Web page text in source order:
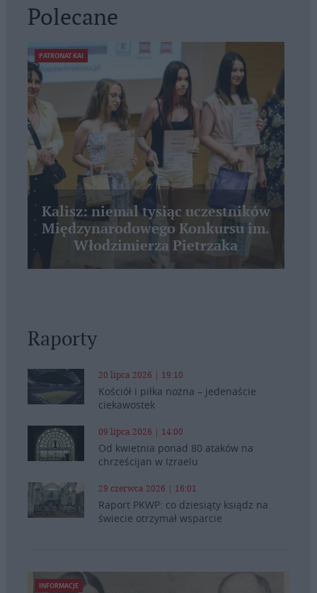
Polecane
PATRONAT KAI
Kalisz: niemal tysiąc uczestników
Międzynarodowego Konkursu im.
Włodzimierza Pietrzaka
Raporty
20 lipca 2026 | 19:10
Kościół i piłka nożna – jedenaście
ciekawostek
09 lipca 2026 | 14:00
Od kwietnia ponad 80 ataków na
chrześcijan w Izraelu
29 czerwca 2026 | 16:01
Raport PKWP: co dziesiąty ksiądz na
świecie otrzymał wsparcie
INFORMACJE